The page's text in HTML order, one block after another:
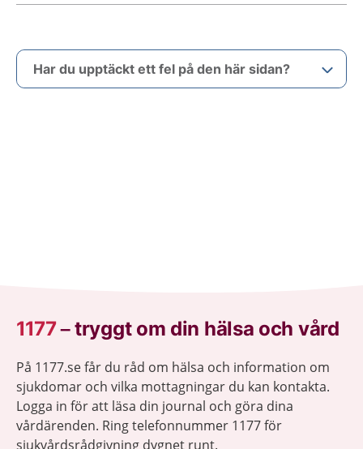
Har du upptäckt ett fel på den här sidan?
1177–tryggt om din hälsa och vård
På 1177.se får du råd om hälsa och information om
sjukdomar och vilka mottagningar du kan kontakta.
Logga in för att läsa din journal och göra dina
vårdärenden. Ring telefonnummer 1177 för
sjukvårdsrådgivning dygnet runt.